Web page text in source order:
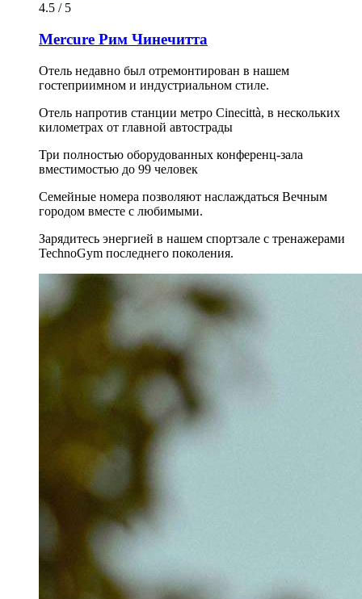
4.5 / 5
Mercure Рим Чинечитта
Отель недавно был отремонтирован в нашем
гостеприимном и индустриальном стиле.
Отель напротив станции метро Cinecittà, в нескольких
километрах от главной автострады
Три полностью оборудованных конференц-зала
вместимостью до 99 человек
Семейные номера позволяют наслаждаться Вечным
городом вместе с любимыми.
Зарядитесь энергией в нашем спортзале с тренажерами
TechnoGym последнего поколения.